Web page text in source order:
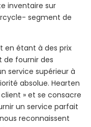
inventaire sur
segment de
en étant à des prix
de fournir des
service supérieur à
absolue. Hearten
» et se consacre
un service parfait
reconnaissent